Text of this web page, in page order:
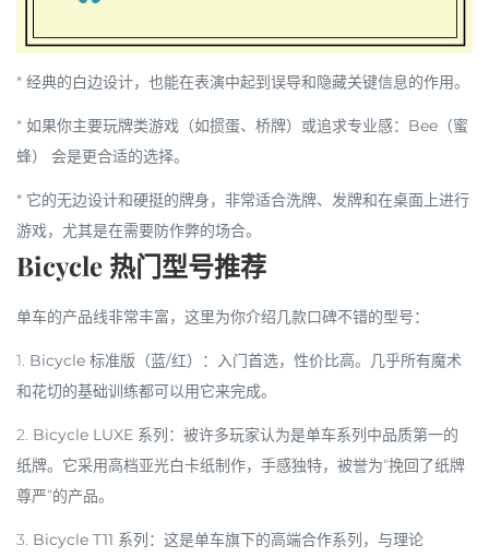
* 经典的白边设计，也能在表演中起到误导和隐藏关键信息的作用。
* 如果你主要玩牌类游戏（如掼蛋、桥牌）或追求专业感： Bee（蜜
蜂）
会是更合适的选择。
* 它的无边设计和硬挺的牌身，非常适合洗牌、发牌和在桌面上进行
游戏，尤其是在需要防作弊的场合。
Bicycle 热门型号推荐
单车的产品线非常丰富，这里为你介绍几款口碑不错的型号：
1. Bicycle 标准版（蓝/红） ： 入门首选，性价比高。几乎所有魔术
和花切的基础训练都可以用它来完成。
2. Bicycle LUXE 系列：被许多玩家认为是单车系列中品质第一的
纸牌。它采用高档亚光白卡纸制作，手感独特，被誉为“挽回了纸牌
尊严”的产品。
3. Bicycle T11 系列：这是单车旗下的高端合作系列，与理论